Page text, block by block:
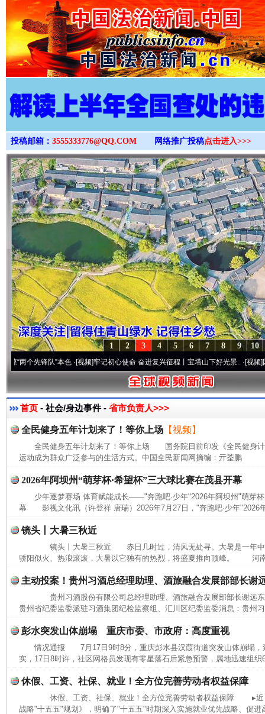
>
投稿邮箱： 3555333776@QQ.COM 网络推广投稿点击进入>>>
10
9
8
7
6
5
4
3
2
1
先锋队”本色·[视频]牢记初心使命 奋进复兴征程丨宝塔山下好光景..·[视频]因党而
首页 - 社会/身边事件 - 省市负责人>>>
全民健身五年计划来了！等你上场 【视频】
全民健身五年计划来了！等你上场 国务院日前印发《全民健身计
运动成为群众广泛参与的生活方式。中国全民新闻网摘编：亓荃鹏
2026年阿坝州“萌芽杯·希望杯”三大球比赛在茂县开幕
少年逐梦赛场 体育赋能成长——"奔跑吧·少年"2026年阿坝州"萌芽
幕 影视文化讯（许登祥 唐瑞）2026年7月27日，"奔跑吧·少年"2026
镜头丨大暑三秋近
镜头丨大暑三秋近 赤日几时过，清风无处寻。大暑是一年中
骄阳似火、热浪滚滚，大暑以它独有的热烈，将盛夏推向顶峰。 河
主动投案！贵州习酒总经理助理、酒旅融合发展部部长谢
贵州习酒股份有限公司总经理助理、酒旅融合发展部部长谢
贵州省纪委监委派驻习酒集团纪检监察组、汇川区纪委监委消息：贵州
彭水突发山体崩塌 重庆市委、市政府：高度重视
情况通报 7月17日9时8分，重庆彭水县汉葭街道突发山体崩塌，
实，17日8时许，社区网格员发现有零星落石后紧急预警，属地迅速组
休假、工资、社保、就业！全方位完善劳动者权益保障
休假、工资、社保、就业！全方位完善劳动者权益保障 ▸近
战略"十五五"规划》，明确了"十五五"时期深入实施就业优先战略、促进